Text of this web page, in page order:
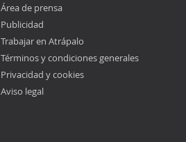
Área de prensa
Publicidad
Trabajar en Atrápalo
Términos y condiciones generales
Privacidad y cookies
Aviso legal